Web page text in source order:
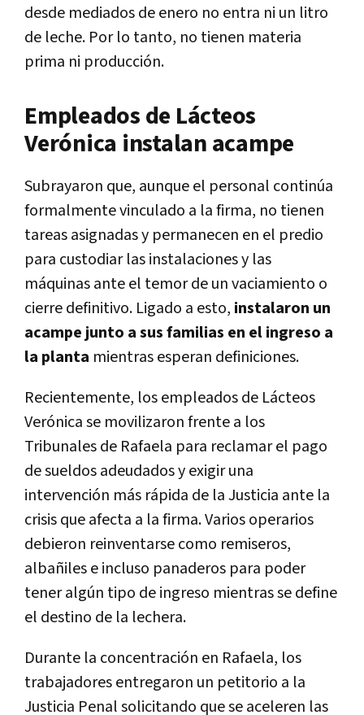
desde mediados de enero no entra ni un litro
de leche. Por lo tanto, no tienen materia
prima ni producción.
Empleados de Lácteos
Verónica instalan acampe
Subrayaron que, aunque el personal continúa
formalmente vinculado a la firma, no tienen
tareas asignadas y permanecen en el predio
para custodiar las instalaciones y las
máquinas ante el temor de un vaciamiento o
cierre definitivo. Ligado a esto, instalaron un
acampe junto a sus familias en el ingreso a
la planta mientras esperan definiciones.
Recientemente, los empleados de Lácteos
Verónica se movilizaron frente a los
Tribunales de Rafaela para reclamar el pago
de sueldos adeudados y exigir una
intervención más rápida de la Justicia ante la
crisis que afecta a la firma. Varios operarios
debieron reinventarse como remiseros,
albañiles e incluso panaderos para poder
tener algún tipo de ingreso mientras se define
el destino de la lechera.
Durante la concentración en Rafaela, los
trabajadores entregaron un petitorio a la
Justicia Penal solicitando que se aceleren las